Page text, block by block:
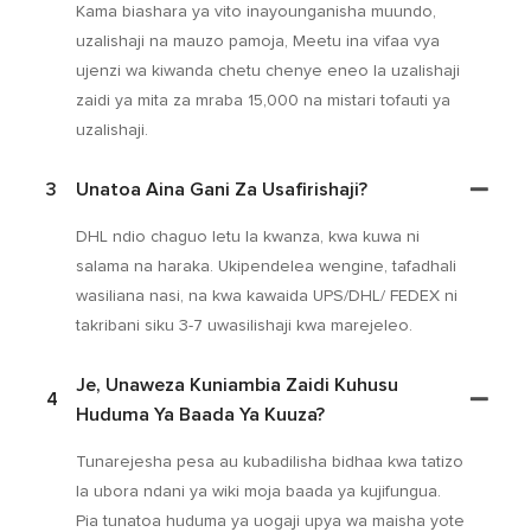
Kama biashara ya vito inayounganisha muundo,
uzalishaji na mauzo pamoja, Meetu ina vifaa vya
ujenzi wa kiwanda chetu chenye eneo la uzalishaji
zaidi ya mita za mraba 15,000 na mistari tofauti ya
uzalishaji.
3 Unatoa Aina Gani Za Usafirishaji?
DHL ndio chaguo letu la kwanza, kwa kuwa ni
salama na haraka. Ukipendelea wengine, tafadhali
wasiliana nasi, na kwa kawaida UPS/DHL/ FEDEX ni
takribani siku 3-7 uwasilishaji kwa marejeleo.
4
Je, Unaweza Kuniambia Zaidi Kuhusu
Huduma Ya Baada Ya Kuuza?
Tunarejesha pesa au kubadilisha bidhaa kwa tatizo
la ubora ndani ya wiki moja baada ya kujifungua.
Pia tunatoa huduma ya uogaji upya wa maisha yote